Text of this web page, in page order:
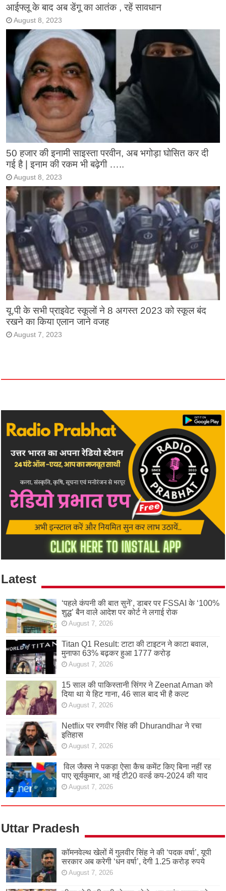
आईफ्लू के बाद अब डेंगू का आतंक , रहें सावधान
August 8, 2023
50 हजार की इनामी साइस्ता परवीन, अब भगोड़ा घोसित कर दी
गई है | इनाम की रकम भी बढ़ेगी …..
August 8, 2023
यू.पी के सभी प्राइवेट स्कूलों ने 8 अगस्त 2023 को स्कूल बंद
रखने का किया एलान जाने वजह
August 7, 2023
Latest
‘पहले कंपनी की बात सुनें’, डाबर पर FSSAI के ‘100%
शुद्ध’ बैन वाले आदेश पर कोर्ट ने लगाई रोक
August 7, 2026
Titan Q1 Result: टाटा की टाइटन ने काटा बवाल,
मुनाफा 63% बढ़कर हुआ 1777 करोड़
August 7, 2026
15 साल की पाकिस्तानी सिंगर ने Zeenat Aman को
दिया था ये हिट गाना, 46 साल बाद भी है कल्ट
August 7, 2026
Netflix पर रणवीर सिंह की Dhurandhar ने रचा
इतिहास
August 7, 2026
विल जैक्स ने पकड़ा ऐसा कैच कमेंट किए बिना नहीं रह
पाए सूर्यकुमार, आ गई टी20 वर्ल्ड कप-2024 की याद
August 7, 2026
Uttar Pradesh
कॉमनवेल्थ खेलों में गुलवीर सिंह ने की ‘पदक वर्षा’, यूपी
सरकार अब करेगी ‘धन वर्षा’, देगी 1.25 करोड़ रुपये
August 7, 2026